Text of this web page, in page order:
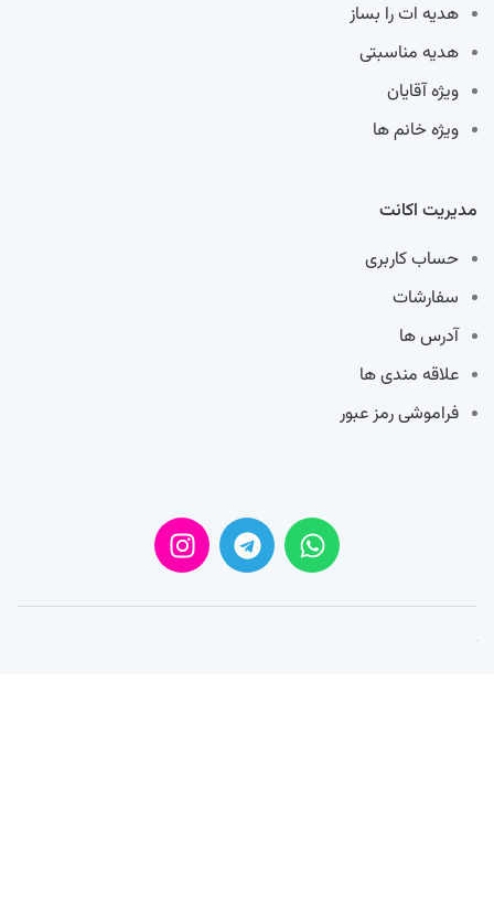
هدیه ات را بساز
هدیه مناسبتی
ویژه آقایان
ویژه خانم ها
مدیریت اکانت
حساب کاربری
سفارشات
آدرس ها
علاقه مندی ها
فراموشی رمز عبور